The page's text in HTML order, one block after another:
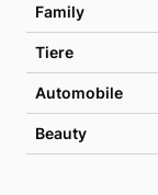
Family
Tiere
Automobile
Beauty